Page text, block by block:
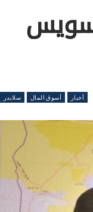
أخبار أسوق المال سلايدر